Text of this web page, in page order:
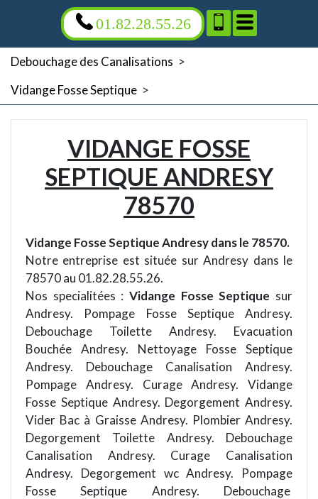
01.82.28.55.26
Debouchage des Canalisations >
Vidange Fosse Septique >
VIDANGE FOSSE
SEPTIQUE ANDRESY
78570
Vidange Fosse Septique Andresy dans le 78570.
Notre entreprise est située sur Andresy dans le
78570 au 01.82.28.55.26.
Nos specialitées : Vidange Fosse Septique sur
Andresy. Pompage Fosse Septique Andresy.
Debouchage Toilette Andresy. Evacuation
Bouchée Andresy. Nettoyage Fosse Septique
Andresy. Debouchage Canalisation Andresy.
Pompage Andresy. Curage Andresy. Vidange
Fosse Septique Andresy. Degorgement Andresy.
Vider Bac à Graisse Andresy. Plombier Andresy.
Degorgement Toilette Andresy. Debouchage
Canalisation Andresy. Curage Canalisation
Andresy. Degorgement wc Andresy. Pompage
Fosse Septique Andresy. Debouchage